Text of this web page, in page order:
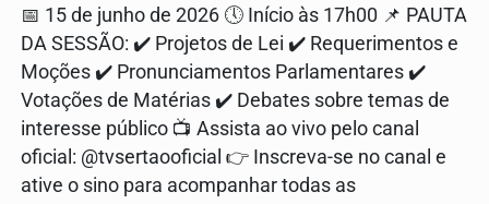
📅 15 de junho de 2026 🕔 Início às 17h00 📌 PAUTA
DA SESSÃO: ✔️ Projetos de Lei ✔️ Requerimentos e
Moções ✔️ Pronunciamentos Parlamentares ✔️
Votações de Matérias ✔️ Debates sobre temas de
interesse público 📺 Assista ao vivo pelo canal
oficial: @tvsertaooficial 👉 Inscreva-se no canal e
ative o sino para acompanhar todas as